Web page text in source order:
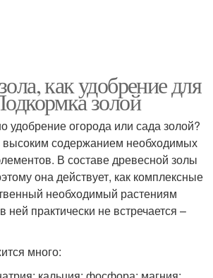
как удобрение для
золой
удобрение огорода или сада золой?
содержанием необходимых
В составе древесной золы
она действует, как комплексные
необходимый растениям
ней практически не встречается –
много: